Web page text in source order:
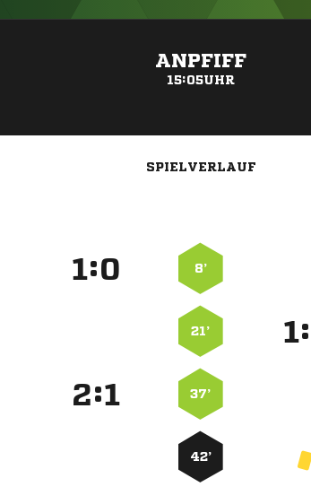
ANPFIFF
15:05UHR
SPIELVERLAUF
: 8’
21’ :
: 37’
42’